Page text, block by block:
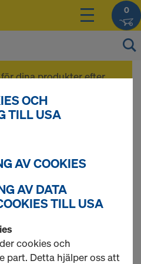
0
dina produkter efter
20,0
OCH
TILL USA
AV COOKIES
AV DATA
TILL USA
cookies och
part. Detta hjälper oss att